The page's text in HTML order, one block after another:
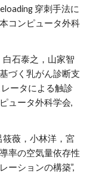
穿刺手法に
コンピュータ外科
石泰之，山家智
づく乳がん診断支
ータによる触診
ュータ外科学会,
薇，小林洋，宮
率の空気量依存性
ーションの構築”,